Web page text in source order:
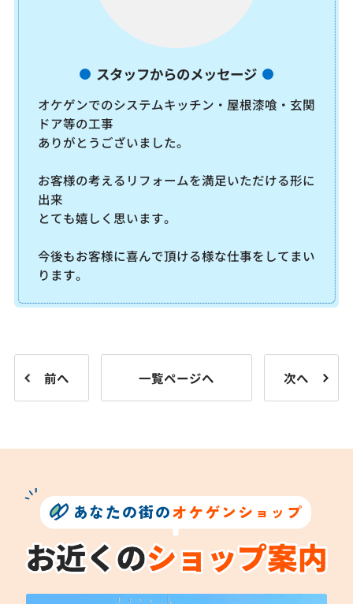
スタッフからのメッセージ
オケゲンでのシステムキッチン・屋根漆喰・玄関
ドア等の工事
ありがとうございました。
お客様の考えるリフォームを満足いただける形に
出来
とても嬉しく思います。
今後もお客様に喜んで頂ける様な仕事をしてまい
ります。
前へ 一覧ページへ 次へ
あなたの街のオケゲンショップ